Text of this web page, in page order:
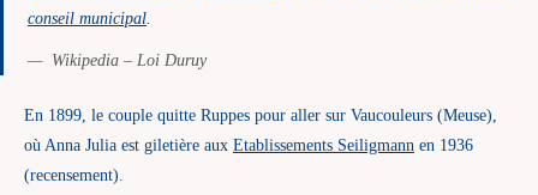
conseil municipal
Wikipedia – Loi Duruy
En 1899, le couple quitte Ruppes pour aller sur Vaucouleurs (Meuse),
où Anna Julia est giletière aux Etablissements Seiligmann en 1936
(recensement).